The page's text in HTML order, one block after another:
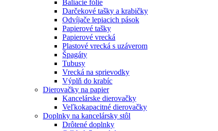
Baliacie fólie
Darčekové tašky a krabičky
Odvíjače lepiacich pások
Papierové tašky
Papierové vrecká
Plastové vrecká s uzáverom
Špagáty
Tubusy
Vrecká na sprievodky
Výplň do krabíc
Dierovačky na papier
Kancelárske dierovačky
Veľkokapacitné dierovačky
Doplnky na kancelársky stôl
Drôtené doplnky